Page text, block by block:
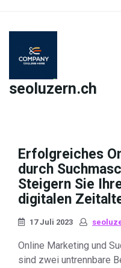
content
seoluzern.ch
Erfolgreiches
durch
Steigern Sie
digitalen
17 Juli 2023
Online Marketing und
sind zwei untrennbare